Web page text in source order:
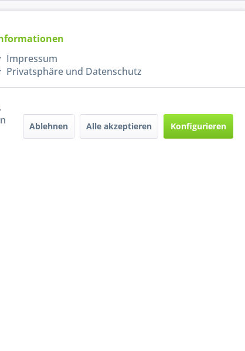
Impressum
Privatsphäre und Datenschutz
Ablehnen Alle akzeptieren Konfigurieren